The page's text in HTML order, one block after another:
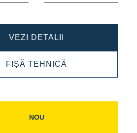
VEZI DETALII
AGM
ACTIVE
508909015
FIȘĂ TEHNICĂ
AGM
NOU